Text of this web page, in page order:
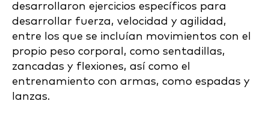
desarrollaron ejercicios específicos para
desarrollar fuerza, velocidad y agilidad,
entre los que se incluían movimientos con el
propio peso corporal, como sentadillas,
zancadas y flexiones, así como el
entrenamiento con armas, como espadas y
lanzas.